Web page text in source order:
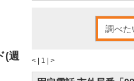
< 1 | >
(週